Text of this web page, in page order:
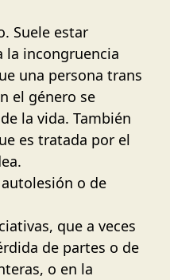
Suele estar
la incongruencia
una persona trans
el género se
la vida. También
es tratada por el
o de
que a veces
de partes o de
o en la